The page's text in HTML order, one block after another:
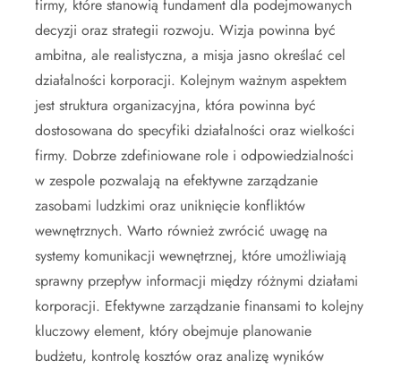
firmy, które stanowią fundament dla podejmowanych
decyzji oraz strategii rozwoju. Wizja powinna być
ambitna, ale realistyczna, a misja jasno określać cel
działalności korporacji. Kolejnym ważnym aspektem
jest struktura organizacyjna, która powinna być
dostosowana do specyfiki działalności oraz wielkości
firmy. Dobrze zdefiniowane role i odpowiedzialności
w zespole pozwalają na efektywne zarządzanie
zasobami ludzkimi oraz uniknięcie konfliktów
wewnętrznych. Warto również zwrócić uwagę na
systemy komunikacji wewnętrznej, które umożliwiają
sprawny przepływ informacji między różnymi działami
korporacji. Efektywne zarządzanie finansami to kolejny
kluczowy element, który obejmuje planowanie
budżetu, kontrolę kosztów oraz analizę wyników